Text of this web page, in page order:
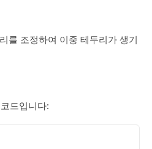
를 조정하여 이중 테두리가 생기
드입니다: